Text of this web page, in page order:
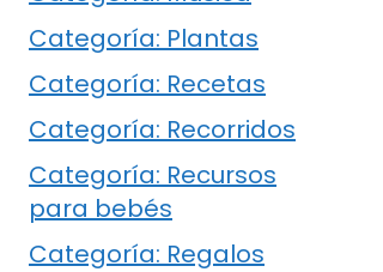
Categoría: Plantas
Categoría: Recetas
Categoría: Recorridos
Categoría: Recursos
para bebés
Categoría: Regalos